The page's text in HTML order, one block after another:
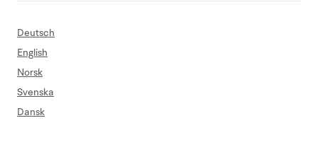
Deutsch
English
Norsk
Svenska
Dansk